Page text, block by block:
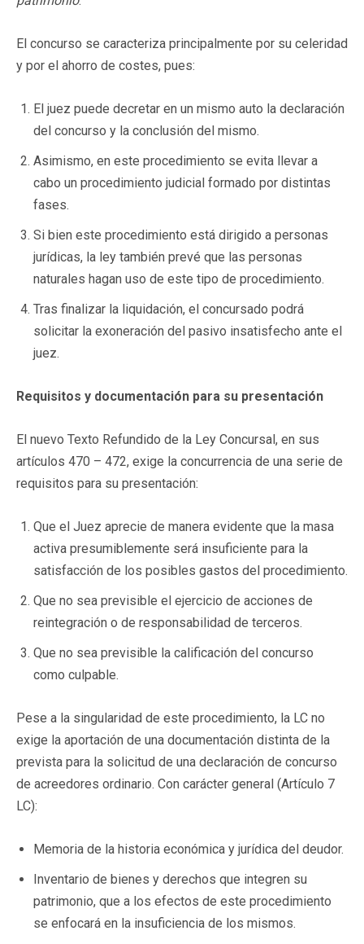
El concurso se caracteriza principalmente por su celeridad
y por el ahorro de costes, pues:
El juez puede decretar en un mismo auto la declaración
del concurso y la conclusión del mismo.
Asimismo, en este procedimiento se evita llevar a
cabo un procedimiento judicial formado por distintas
fases.
Si bien este procedimiento está dirigido a personas
jurídicas, la ley también prevé que las personas
naturales hagan uso de este tipo de procedimiento.
Tras finalizar la liquidación, el concursado podrá
solicitar la exoneración del pasivo insatisfecho ante el
juez.
Requisitos y documentación para su presentación
El nuevo Texto Refundido de la Ley Concursal, en sus
artículos 470 – 472, exige la concurrencia de una serie de
requisitos para su presentación:
Que el Juez aprecie de manera evidente que la masa
activa presumiblemente será insuficiente para la
satisfacción de los posibles gastos del procedimiento.
Que no sea previsible el ejercicio de acciones de
reintegración o de responsabilidad de terceros.
Que no sea previsible la calificación del concurso
como culpable.
Pese a la singularidad de este procedimiento, la LC no
exige la aportación de una documentación distinta de la
prevista para la solicitud de una declaración de concurso
de acreedores ordinario. Con carácter general (Artículo 7
LC):
Memoria de la historia económica y jurídica del deudor.
Inventario de bienes y derechos que integren su
patrimonio, que a los efectos de este procedimiento
se enfocará en la insuficiencia de los mismos.